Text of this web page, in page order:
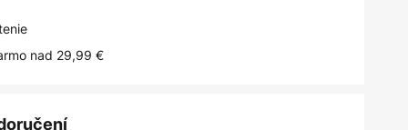
nad 29,99 €